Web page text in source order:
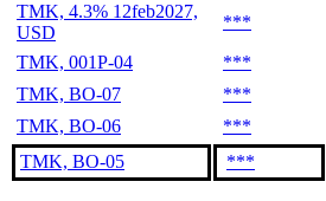
TMK, 4.3% 12feb2027,
USD
***
TMK, 001P-04 ***
TMK, BO-07
***
TMK, BO-06
***
TMK, BO-05
***